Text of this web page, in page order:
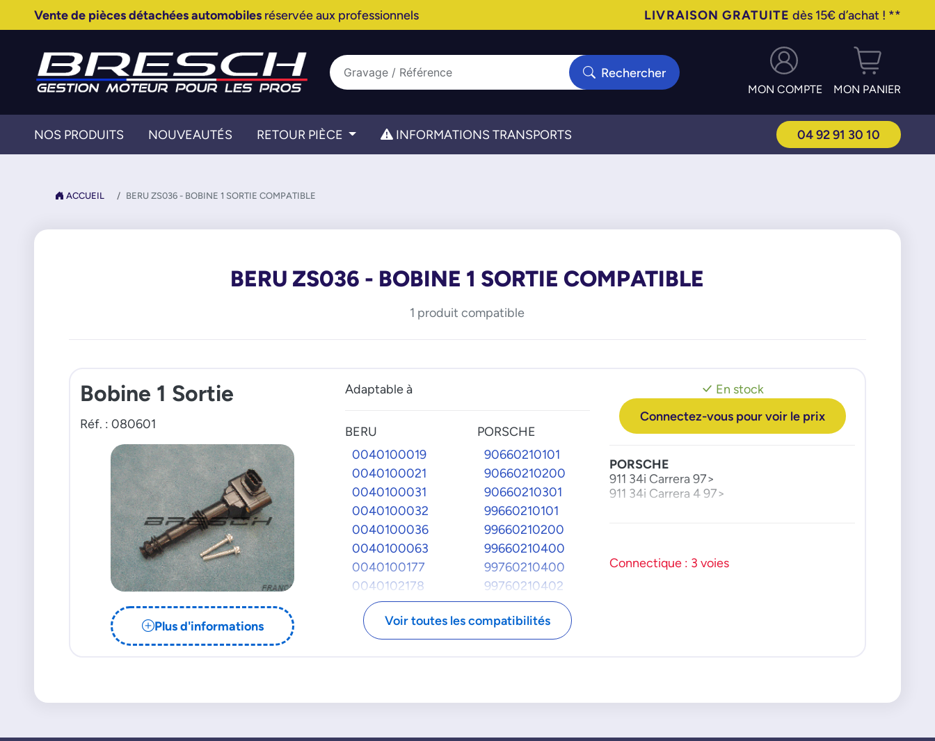
Vente de pièces détachées automobilesréservée aux professionnels LIVRAISON GRATUITE dès 15€ d’achat ! **
Rechercher
MON COMPTE MON PANIER
NOS PRODUITS NOUVEAUTÉS RETOUR PIÈCE INFORMATIONS TRANSPORTS 04 92 91 30 10
ACCUEIL BERU ZS036 - BOBINE 1 SORTIE COMPATIBLE
BERU ZS036 - BOBINE 1 SORTIE COMPATIBLE
1 produit compatible
Bobine 1 Sortie
Réf. : 080601
Plus d'informations
Adaptable à
BERU
0040100019
0040100021
0040100031
0040100032
0040100036
0040100063
0040100177
0040102178
ZS031
ZS036
ZS177
BOSCH
PORSCHE
90660210101
90660210200
90660210301
99660210101
99660210200
99660210400
99760210400
99760210402
99760210403
99760210404
99760210405
Voir toutes les compatibilités
En stock
Connectez-vous pour voir le prix
PORSCHE
911 34i Carrera 97>
911 34i Carrera 4 97>
Connectique : 3 voies